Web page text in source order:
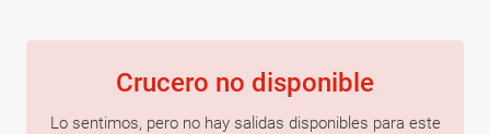
Crucero no disponible
Lo sentimos, pero no hay salidas disponibles para este